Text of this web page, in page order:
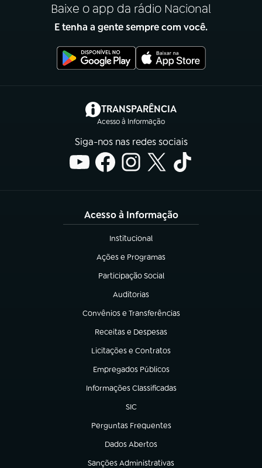
Baixe o app da rádio Nacional
E tenha a gente sempre com você.
TRANSPARÊNCIA
Acesso à Informação
(abre em nova aba)
Siga-nos nas redes sociais
Acesso à Informação
Institucional
(abre em nova aba)
Ações e Programas
(abre em nova aba)
Participação Social
(abre em nova aba)
Auditorias
(abre em nova aba)
Convênios e Transferências
(abre em nova aba)
Receitas e Despesas
(abre em nova aba)
Licitações e Contratos
(abre em nova aba)
Empregados Públicos
(abre em nova aba)
Informações Classificadas
(abre em nova aba)
SIC
(abre em nova aba)
Perguntas Frequentes
(abre em nova aba)
Dados Abertos
(abre em nova aba)
Sanções Administrativas